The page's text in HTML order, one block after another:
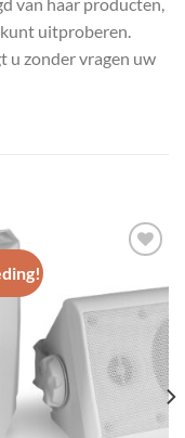
uitproberen.
u zonder vragen uw
Toevoegen
aan
wenslijst